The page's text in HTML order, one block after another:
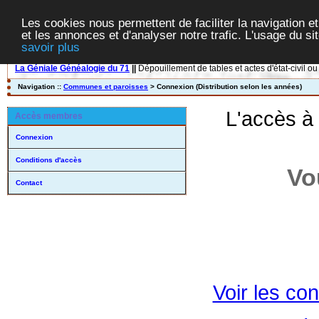
Les cookies nous permettent de faciliter la navigation
et les annonces et d'analyser notre trafic. L'usage du
savoir plus
La Géniale Généalogie du 71 Dépouillement de tables et actes d'état-civil
Navigation :: Communes et paroisses > Connexion (Distribution selon les années)
Accès membres
Connexion
Conditions d'accès
Contact
L'accès
Voir les